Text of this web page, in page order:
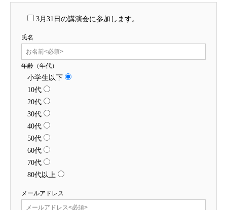
3月31日の講演会に参加します。
氏名
年齢（年代）
小学生以下
10代
20代
30代
40代
50代
60代
70代
80代以上
メールアドレス